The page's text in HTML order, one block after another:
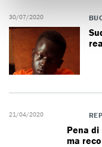
30/07/2020
21/04/2020
Pena
ma